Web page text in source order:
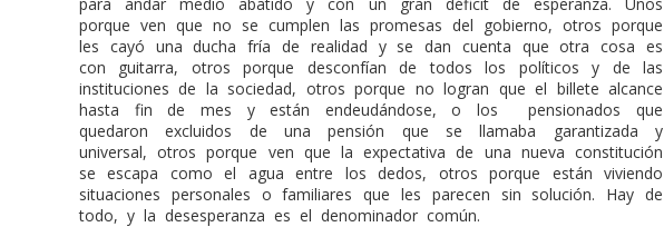
porque ven que no se cumplen las promesas del gobierno, otros porque
les cayó una ducha fría de realidad y se dan cuenta que otra cosa es
con guitarra, otros porque desconfían de todos los políticos y de las
instituciones de la sociedad, otros porque no logran que el billete alcance
hasta fin de mes y están endeudándose, o los
pensionados que
quedaron excluidos de una pensión que se llamaba garantizada y
universal, otros porque ven que la expectativa de una nueva constitución
se escapa como el agua entre los dedos, otros porque están viviendo
situaciones personales o familiares que les parecen sin solución. Hay de
todo, y la desesperanza es el denominador común.